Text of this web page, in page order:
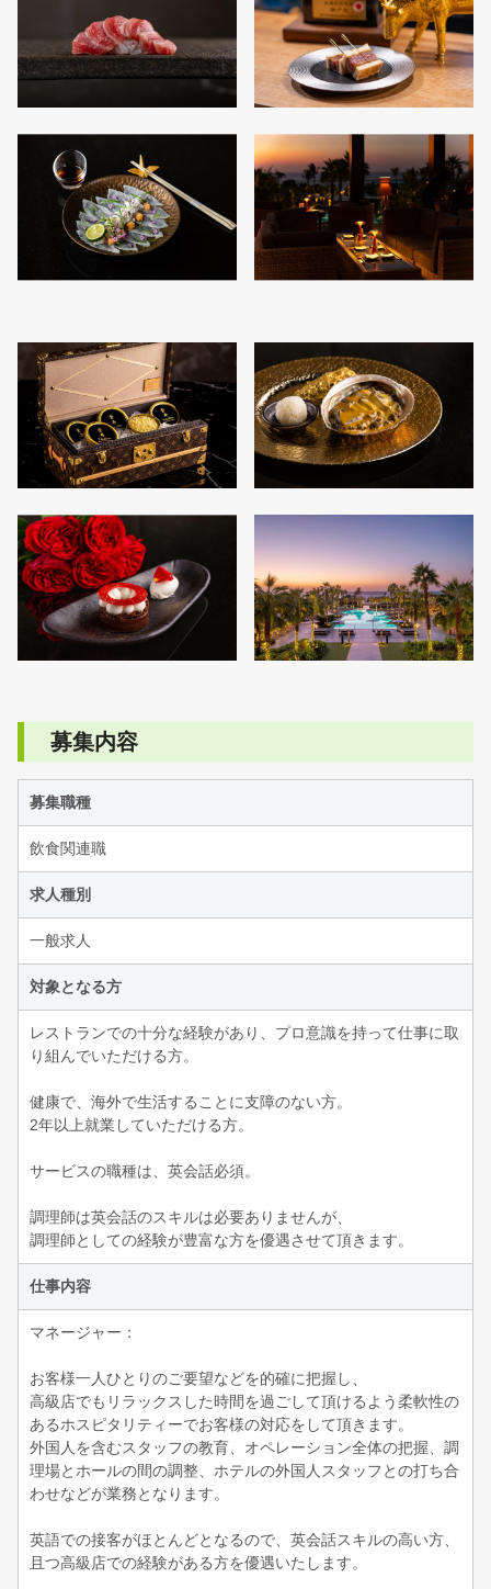
募集内容
募集職種
飲食関連職
求人種別
一般求人
対象となる方
レストランでの十分な経験があり、プロ意識を持って仕事に取
り組んでいただける方。
健康で、海外で生活することに支障のない方。
2年以上就業していただける方。
サービスの職種は、英会話必須。
調理師は英会話のスキルは必要ありませんが、
調理師としての経験が豊富な方を優遇させて頂きます。
仕事内容
マネージャー：
お客様一人ひとりのご要望などを的確に把握し、
高級店でもリラックスした時間を過ごして頂けるよう柔軟性の
あるホスピタリティーでお客様の対応をして頂きます。
外国人を含むスタッフの教育、オペレーション全体の把握、調
理場とホールの間の調整、ホテルの外国人スタッフとの打ち合
わせなどが業務となります。
英語での接客がほとんどとなるので、英会話スキルの高い方、
且つ高級店での経験がある方を優遇いたします。